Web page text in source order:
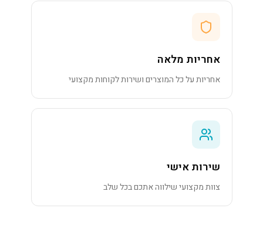
אחריות מלאה
אחריות על כל המוצרים ושירות לקוחות מקצועי
שירות אישי
צוות מקצועי שילווה אתכם בכל שלב